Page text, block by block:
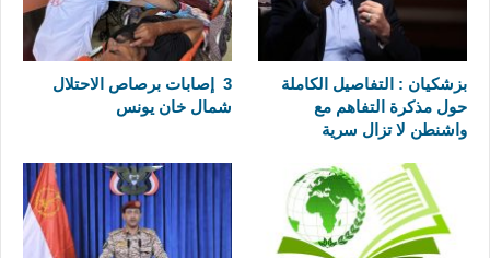
بزشكيان : التفاصيل الكاملة
حول مذكرة التفاهم مع
واشنطن لا تزال سرية
3 إصابات برصاص الاحتلال
شمال خان يونس